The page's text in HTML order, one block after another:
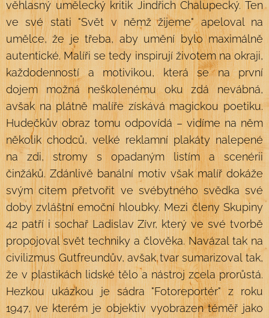
věhlasný umělecký kritik Jindřich Chalupecký. Ten
ve své stati "Svět v němž žijeme" apeloval na
umělce, že je třeba, aby umění bylo maximálně
autentické. Malíři se tedy inspirují životem na okraji,
každodenností a motivikou, která se na první
dojem možná neškolenému oku zdá nevábná,
avšak na plátně malíře získává magickou poetiku.
Hudečkův obraz tomu odpovídá – vidíme na něm
několik chodců, velké reklamní plakáty nalepené
na zdi, stromy s opadaným listím a scenérii
činžáků. Zdánlivě banální motiv však malíř dokáže
svým citem přetvořit ve svébytného svědka své
doby zvláštní emoční hloubky. Mezi členy Skupiny
42 patří i sochař Ladislav Zívr, který ve své tvorbě
propojoval svět techniky a člověka. Navázal tak na
civilizmus Gutfreundův, avšak tvar sumarizoval tak,
že v plastikách lidské tělo a nástroj zcela prorůstá.
Hezkou ukázkou je sádra "Fotoreportér" z roku
1947, ve kterém je objektiv vyobrazen téměř jako